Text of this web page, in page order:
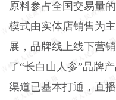
原料参占全国交易量
模式由实体店销售为
展，品牌线上线下营
了“长白山人参”品牌
渠道已基本打通，直